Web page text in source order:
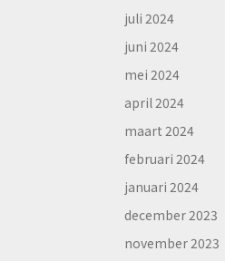
juli 2024
juni 2024
mei 2024
april 2024
maart 2024
februari 2024
januari 2024
december 2023
november 2023